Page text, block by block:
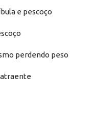
e pescoço
perdendo peso